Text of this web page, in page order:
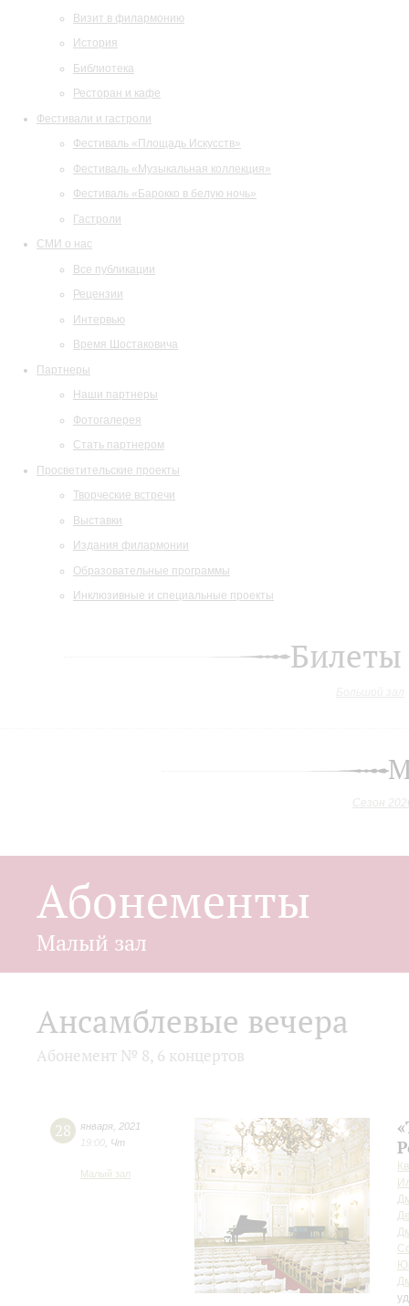
Визит в филармонию
История
Библиотека
Ресторан и кафе
Фестивали и гастроли
Фестиваль «Площадь Искусств»
Фестиваль «Музыкальная коллекция»
Фестиваль «Барокко в белую ночь»
Гастроли
СМИ о нас
Все публикации
Рецензии
Интервью
Время Шостаковича
Партнеры
Наши партнеры
Фотогалерея
Стать партнером
Просветительские проекты
Творческие встречи
Выставки
Издания филармонии
Образовательные программы
Инклюзивные и специальные проекты
Сезон
Абонементы
Малый зал
Ансамблевые вечера
Абонемент № 8, 6 концертов
28 января 2021
19:00 Чт
Малый зал